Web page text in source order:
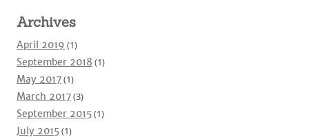
Archives
April 2019 (1)
September 2018 (1)
May 2017(1)
March 2017(3)
September 2015(1)
July 2015(1)